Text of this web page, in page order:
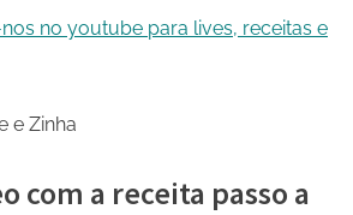
no youtube para lives, receitas e
e Zinha
com a receita passo a